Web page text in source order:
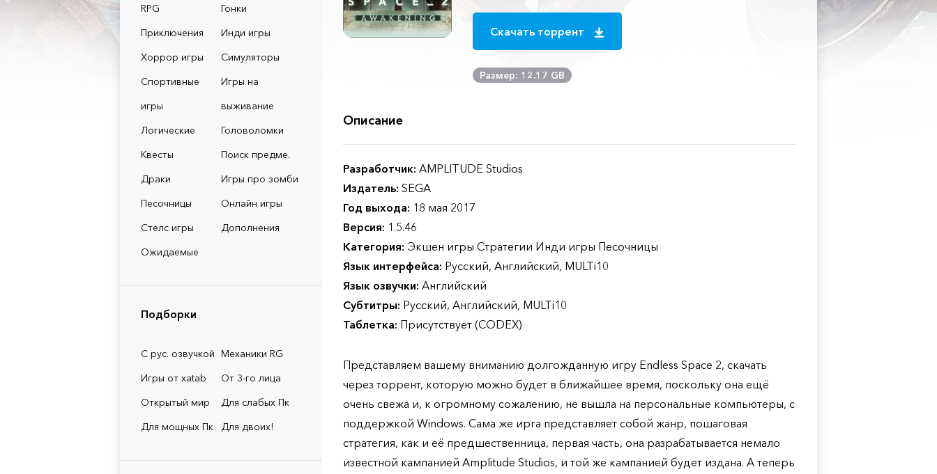
RPG
Гонки
Приключения
Инди игры
Хоррор игры
Симуляторы
Спортивные
игры
Игры на
выживание
Логические
Головоломки
Квесты
Поиск предме.
Драки
Игры про зомби
Песочницы
Онлайн игры
Стелс игры
Дополнения
Ожидаемые
Подборки
С рус. озвучкой Механики RG
Игры от xatab
От 3-го лица
Открытый мир
Для слабых Пк
Для мощных Пк
Для двоих!
Скачать торрент
Размер: 12.17 GB
Описание
Разработчик: AMPLITUDE Studios
Издатель: SEGA
Год выхода: 18 мая 2017
Версия: 1.5.46
Категория: Экшен игры Стратегии Инди игры Песочницы
Язык интерфейса: Русский, Английский, MULTi10
Язык озвучки: Английский
Субтитры: Русский, Английский, MULTi10
Таблетка: Присутствует (CODEX)
Представляем вашему вниманию долгожданную игру Endless Space 2, скачать
через торрент, которую можно будет в ближайшее время, поскольку она ещё
очень свежа и, к огромному сожалению, не вышла на персональные компьютеры, с
поддержкой Windows. Сама же ирга представляет собой жанр, пошаговая
стратегия, как и её предшественница, первая часть, она разрабатывается немало
известной кампанией Amplitude Studios, и той же кампанией будет издана. А теперь